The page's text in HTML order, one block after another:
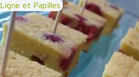
Ligne et Papilles